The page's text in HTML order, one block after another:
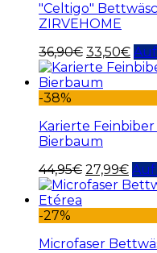
"Celtigo"
ZIRVEHOME
36,90€ 33,50€
-38%
Karierte
Bierbaum
44,95€ 27,99€ Auf
-27%
Microfaser